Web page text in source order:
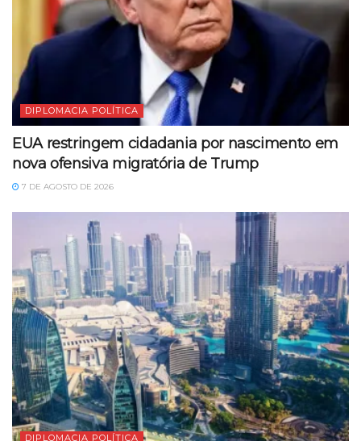
DIPLOMACIA POLÍTICA
EUA restringem cidadania por nascimento em
nova ofensiva migratória de Trump
7 DE AGOSTO DE 2026
DIPLOMACIA POLÍTICA